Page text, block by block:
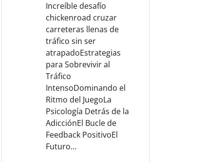
Increíble desafío
chickenroad cruzar
carreteras llenas de
tráfico sin ser
atrapadoEstrategias
para Sobrevivir al
Tráfico
IntensoDominando el
Ritmo del JuegoLa
Psicología Detrás de la
AdicciónEl Bucle de
Feedback PositivoEl
Futuro…